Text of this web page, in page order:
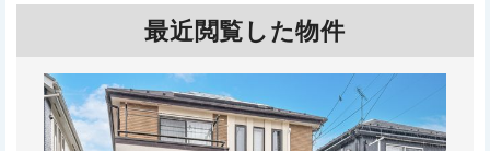
最近閲覧した物件